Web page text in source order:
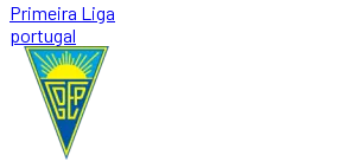
Primeira Liga
portugal